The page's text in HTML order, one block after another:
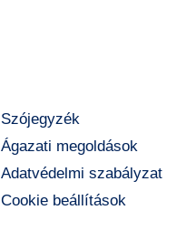
Szójegyzék
Ágazati megoldások
Adatvédelmi szabályzat
Cookie beállítások